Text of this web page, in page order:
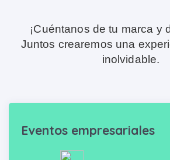
¡Cuéntanos de tu marca y
Juntos crearemos una
inolvidable.
Eventos empresariales